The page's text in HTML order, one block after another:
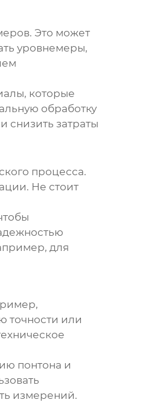
. Это может
уровнемеры,
которые
обработку
снизить затраты
процесса.
Не стоит
для
точности или
понтона и
измерений.